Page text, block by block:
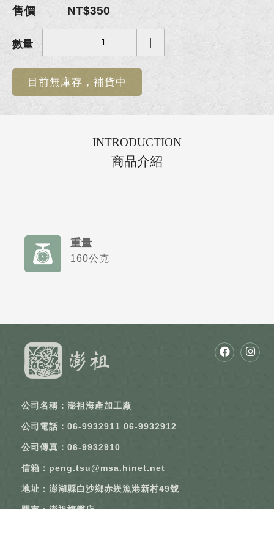
售價 NT$350
數量
目前無庫存，補貨中
INTRODUCTION
商品介紹
重量
160公克
公司名稱：澎祖海產加工廠
公司電話：06-9932911 06-9932912
公司傳真：06-9932910
信箱： peng.tsu@msa.hinet.net
地址：澎湖縣白沙鄉赤崁漁港新村49號
門市：澎祖旗艦店